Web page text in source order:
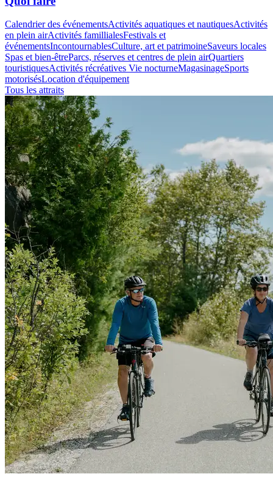
Calendrier des événementsActivités aquatiques et nautiquesActivités
en plein airActivités famillialesFestivals et
événementsIncontournablesCulture, art et patrimoineSaveurs locales
Spas et bien-êtreParcs, réserves et centres de plein airQuartiers
touristiquesActivités récréatives Vie nocturneMagasinageSports
motorisésLocation d'équipement
Tous les attraits